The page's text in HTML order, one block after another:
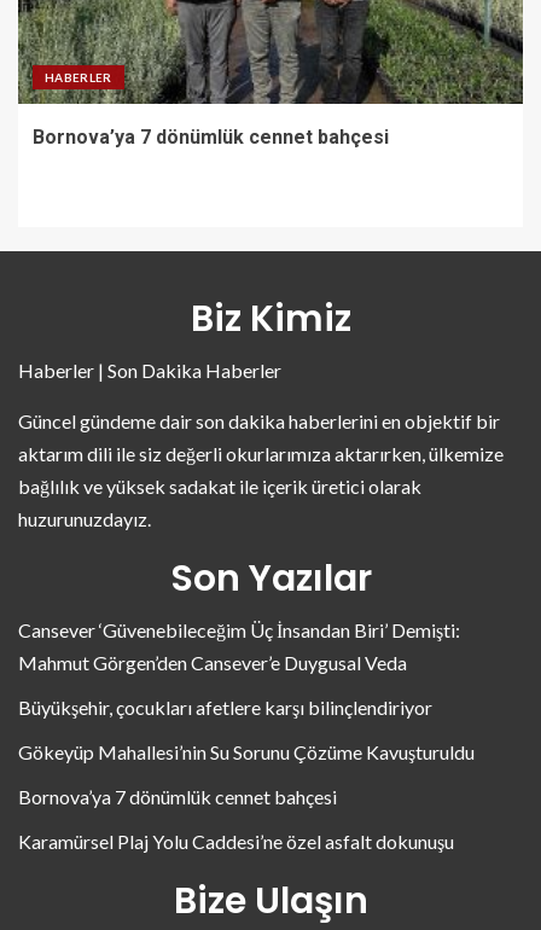
HABERLER
Bornova’ya 7 dönümlük cennet bahçesi
Biz Kimiz
Haberler | Son Dakika Haberler
Güncel gündeme dair son dakika haberlerini en objektif bir
aktarım dili ile siz değerli okurlarımıza aktarırken, ülkemize
bağlılık ve yüksek sadakat ile içerik üretici olarak
huzurunuzdayız.
Son Yazılar
Cansever ‘Güvenebileceğim Üç İnsandan Biri’ Demişti:
Mahmut Görgen’den Cansever’e Duygusal Veda
Büyükşehir, çocukları afetlere karşı bilinçlendiriyor
Gökeyüp Mahallesi’nin Su Sorunu Çözüme Kavuşturuldu
Bornova’ya 7 dönümlük cennet bahçesi
Karamürsel Plaj Yolu Caddesi’ne özel asfalt dokunuşu
Bize Ulaşın